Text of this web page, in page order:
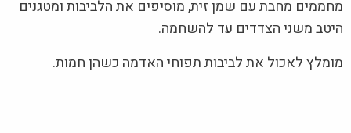
מחממים מחבת עם שמן זית, מוסיפים את הלביבות ומטגנים
היטב משני הצדדים עד להשחמה.
מומלץ לאכול את לביבות תפוחי האדמה כשהן חמות.